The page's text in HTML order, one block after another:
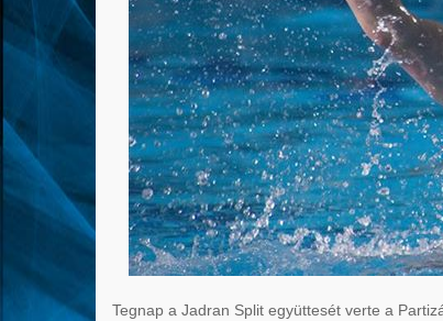
Tegnap a Jadran Split együttesét verte a